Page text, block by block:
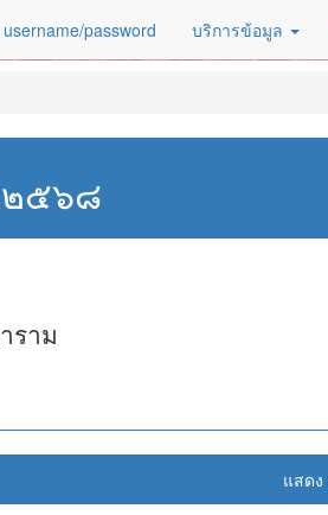
password บริการข้อมูล
๒๕๖๘
ราม
แสดง